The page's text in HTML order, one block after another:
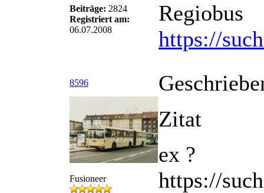
Beiträge: 2824
Registriert am:
06.07.2008
Regiobus
https://
8596
Fusioneer
Zitat
ex ?
https://